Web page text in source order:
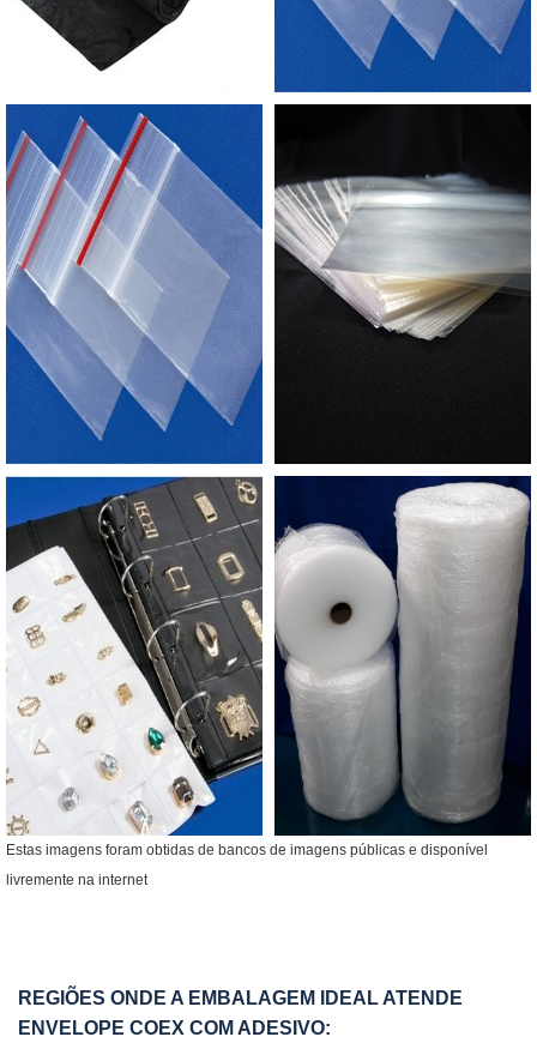
Estas imagens foram obtidas de bancos de imagens públicas e disponível
livremente na internet
REGIÕES ONDE A EMBALAGEM IDEAL ATENDE
ENVELOPE COEX COM ADESIVO: